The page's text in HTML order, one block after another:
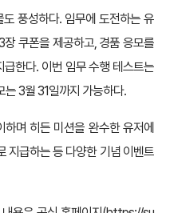
풍성하다. 임무에 도전하는 유
쿠폰을 제공하고, 경품 응모를
한다. 이번 임무 수행 테스트는
는 3월 31일까지 가능하다.
하며 히든 미션을 완수한 유저에
지급하는 등 다양한 기념 이벤트